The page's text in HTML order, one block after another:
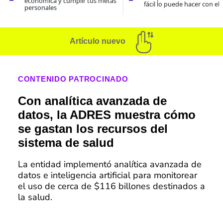
personales fácil lo puede hacer con el
Artículo nuevo
CONTENIDO PATROCINADO
Con analítica avanzada de
datos, la ADRES muestra cómo
se gastan los recursos del
sistema de salud
La entidad implementó analítica avanzada de
datos e inteligencia artificial para monitorear
el uso de cerca de $116 billones destinados a
la salud.